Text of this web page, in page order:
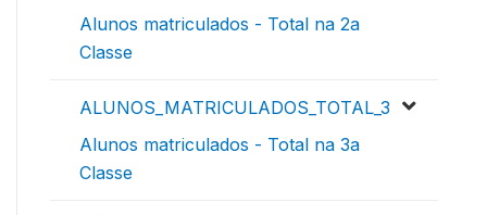
Alunos matriculados - Total na 2a
Classe
ALUNOS_MATRICULADOS_TOTAL_3
Alunos matriculados - Total na 3a
Classe